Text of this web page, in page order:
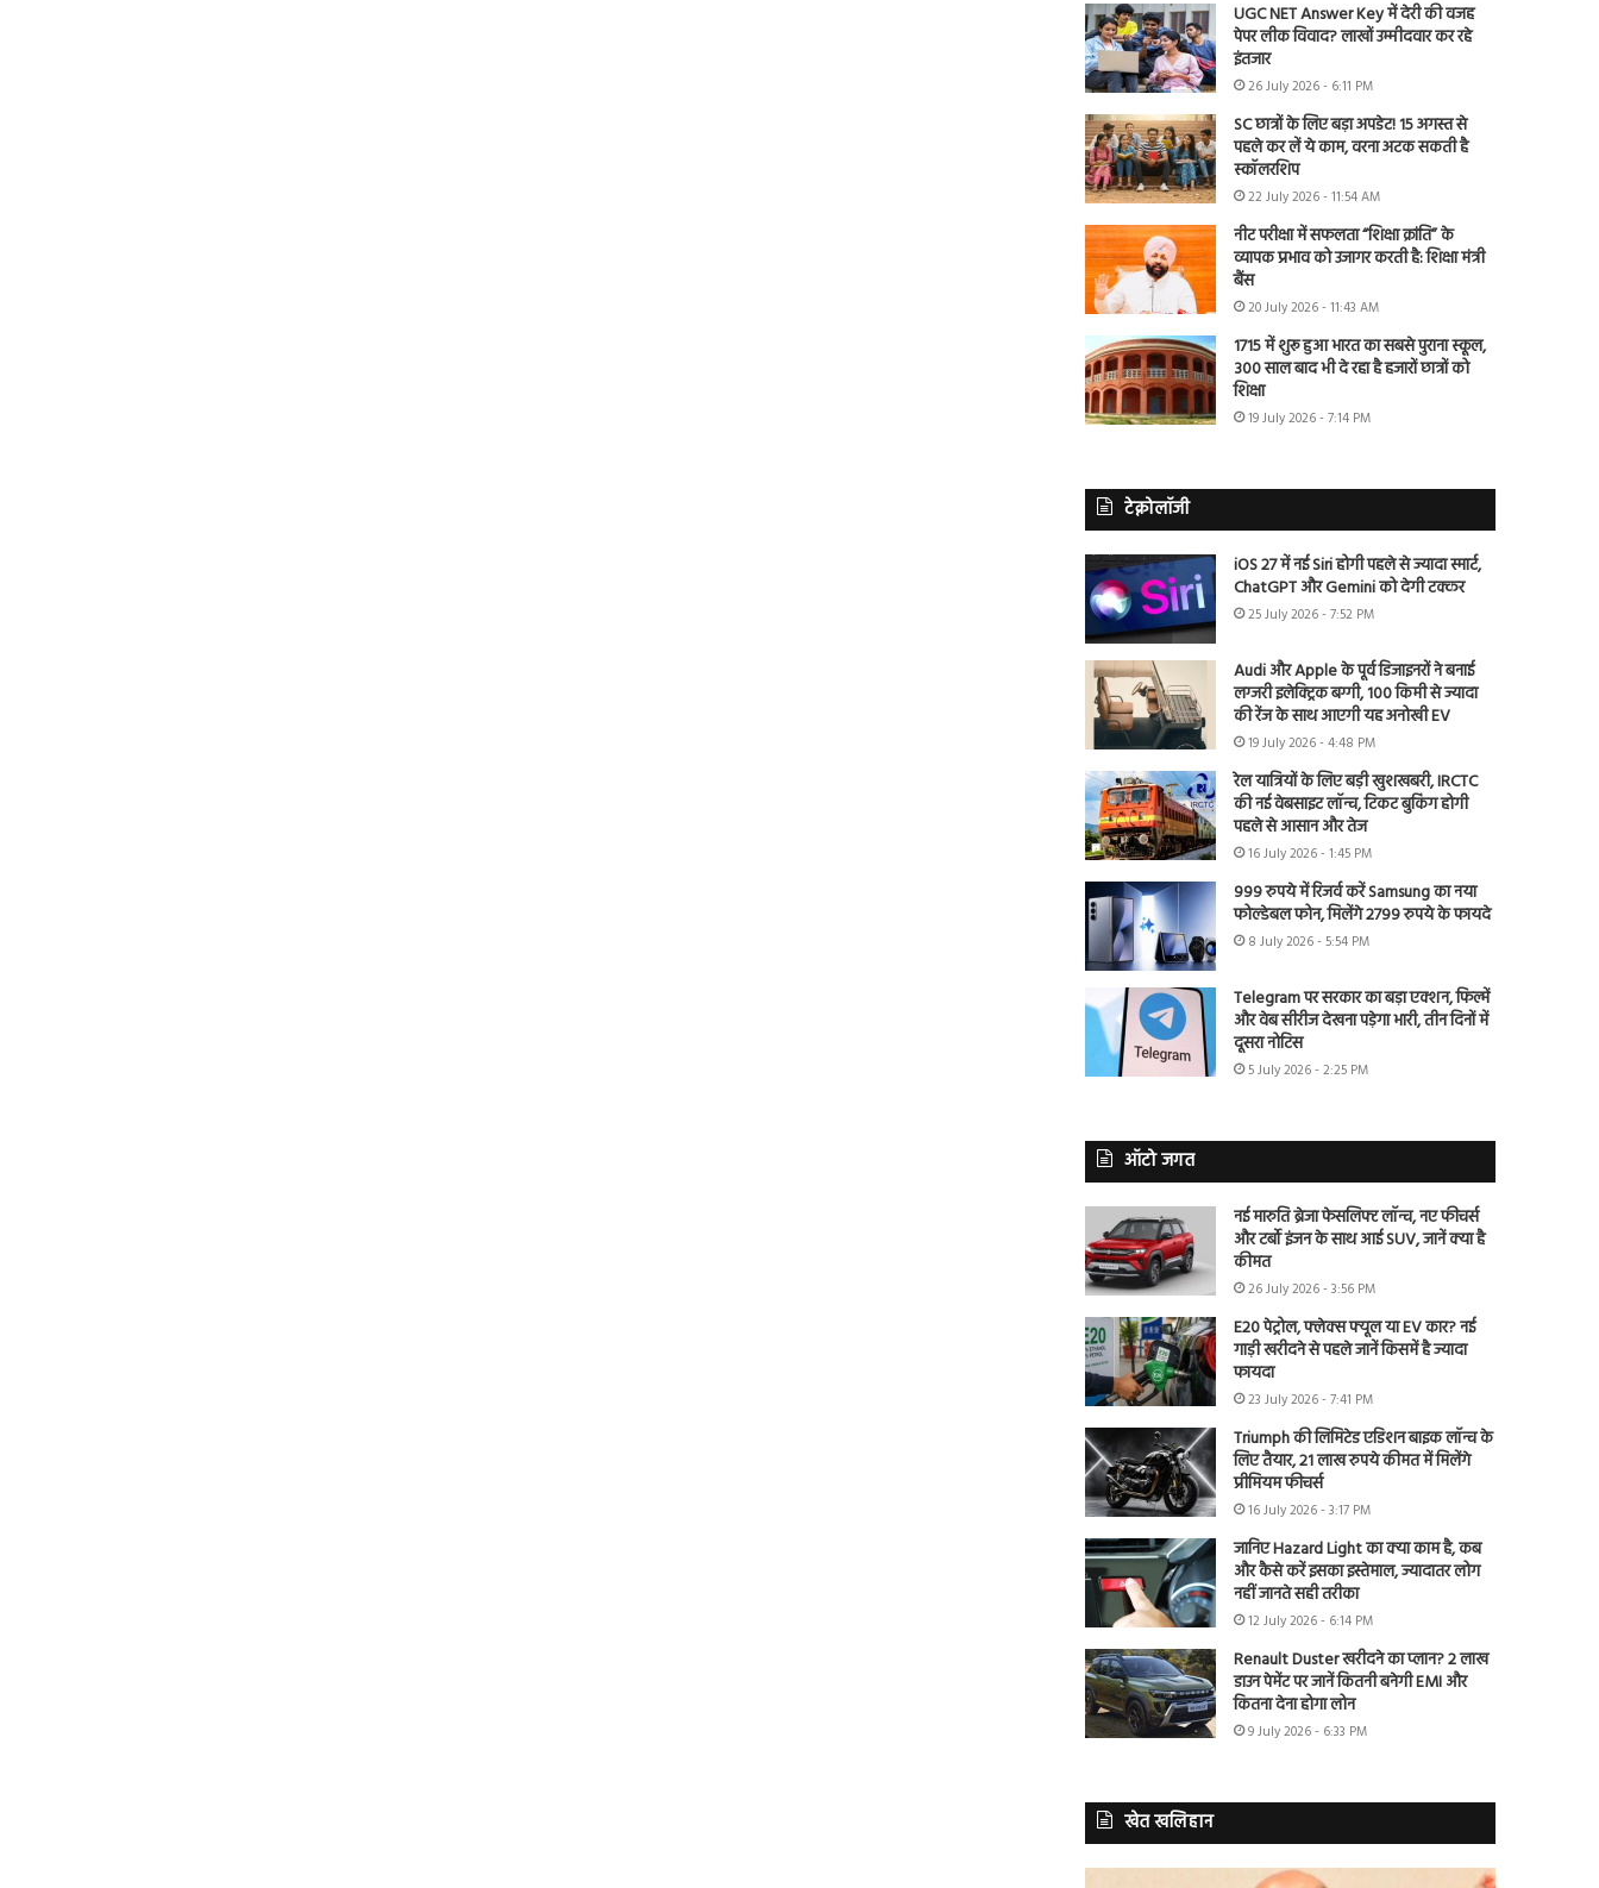
UGC NET Answer Key में देरी की वजह
पेपर लीक विवाद? लाखों उम्मीदवार कर रहे
इंतजार
26 July 2026 - 6:11 PM
SC छात्रों के लिए बड़ा अपडेट! 15 अगस्त से
पहले कर लें ये काम, वरना अटक सकती है
स्कॉलरशिप
22 July 2026 - 11:54 AM
नीट परीक्षा में सफलता “शिक्षा क्रांति” के
व्यापक प्रभाव को उजागर करती है: शिक्षा मंत्री
बैंस
20 July 2026 - 11:43 AM
1715 में शुरू हुआ भारत का सबसे पुराना स्कूल,
300 साल बाद भी दे रहा है हजारों छात्रों को
शिक्षा
19 July 2026 - 7:14 PM
टेक्नोलॉजी
iOS 27 में नई Siri होगी पहले से ज्यादा स्मार्ट,
ChatGPT और Gemini को देगी टक्कर
25 July 2026 - 7:52 PM
Audi और Apple के पूर्व डिजाइनरों ने बनाई
लग्जरी इलेक्ट्रिक बग्गी, 100 किमी से ज्यादा
की रेंज के साथ आएगी यह अनोखी EV
19 July 2026 - 4:48 PM
रेल यात्रियों के लिए बड़ी खुशखबरी, IRCTC
की नई वेबसाइट लॉन्च, टिकट बुकिंग होगी
पहले से आसान और तेज
16 July 2026 - 1:45 PM
999 रुपये में रिजर्व करें Samsung का नया
फोल्डेबल फोन, मिलेंगे 2799 रुपये के फायदे
8 July 2026 - 5:54 PM
Telegram पर सरकार का बड़ा एक्शन, फिल्में
और वेब सीरीज देखना पड़ेगा भारी, तीन दिनों में
दूसरा नोटिस
5 July 2026 - 2:25 PM
ऑटो जगत
नई मारुति ब्रेजा फेसलिफ्ट लॉन्च, नए फीचर्स
और टर्बो इंजन के साथ आई SUV, जानें क्या है
कीमत
26 July 2026 - 3:56 PM
E20 पेट्रोल, फ्लेक्स फ्यूल या EV कार? नई
गाड़ी खरीदने से पहले जानें किसमें है ज्यादा
फायदा
23 July 2026 - 7:41 PM
Triumph की लिमिटेड एडिशन बाइक लॉन्च के
लिए तैयार, 21 लाख रुपये कीमत में मिलेंगे
प्रीमियम फीचर्स
16 July 2026 - 3:17 PM
जानिए Hazard Light का क्या काम है, कब
और कैसे करें इसका इस्तेमाल, ज्यादातर लोग
नहीं जानते सही तरीका
12 July 2026 - 6:14 PM
Renault Duster खरीदने का प्लान? 2 लाख
डाउन पेमेंट पर जानें कितनी बनेगी EMI और
कितना देना होगा लोन
9 July 2026 - 6:33 PM
खेत खलिहान